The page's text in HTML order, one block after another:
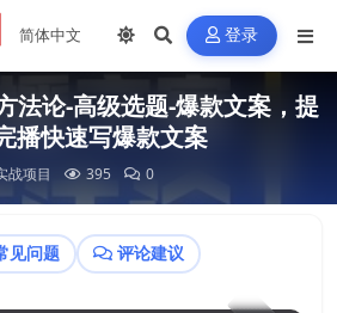
登录
法论-高级选题-爆款文案，提
播快速写爆款文案
战项目 395 0
见问题 评论建议